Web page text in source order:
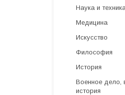
Наука и
Медицина
Искусствo
Философия
История
Военное дело,
история